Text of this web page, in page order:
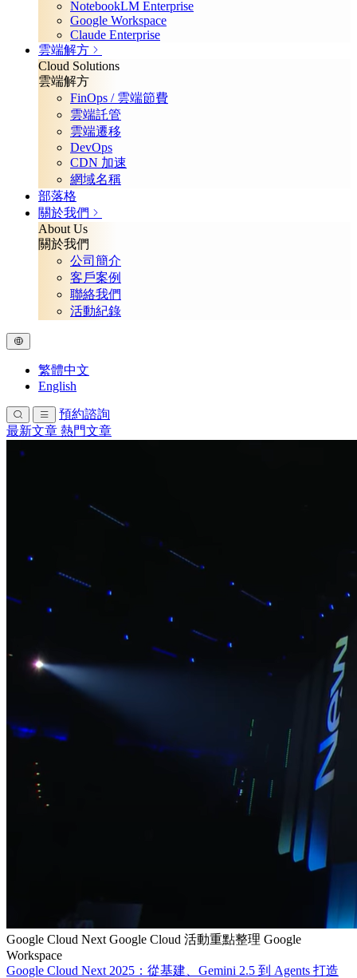
NotebookLM Enterprise
Google Workspace
Claude Enterprise
雲端解方
Cloud Solutions
雲端解方
FinOps / 雲端節費
雲端託管
雲端遷移
DevOps
CDN 加速
網域名稱
部落格
關於我們
About Us
關於我們
公司簡介
客戶案例
聯絡我們
活動紀錄
繁體中文
English
預約諮詢
最新文章 熱門文章
Google Cloud Next Google Cloud 活動重點整理 Google
Workspace
Google Cloud Next 2025：從基建、Gemini 2.5 到 Agents 打造